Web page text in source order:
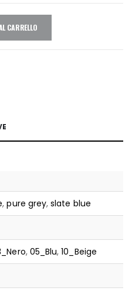
CARRELLO
,pure grey,slate blue
, 05_Blu,10_Beige